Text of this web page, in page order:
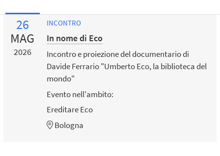
26
MAG
2026
INCONTRO
In nome di Eco
Incontro e proiezione del documentario di
Davide Ferrario "Umberto Eco, la biblioteca del
mondo"
Evento nell'ambito:
Ereditare Eco
Bologna